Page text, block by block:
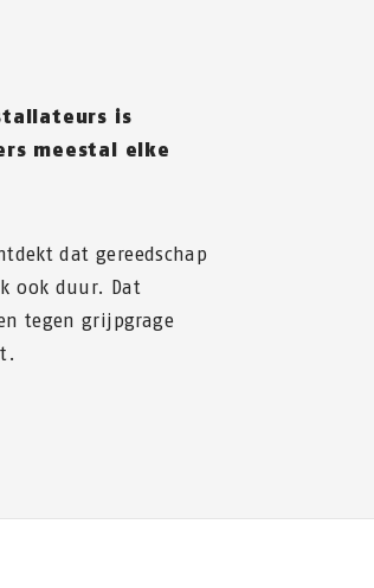
is
meestal elke
dat gereedschap
ook duur. Dat
tegen grijpgrage